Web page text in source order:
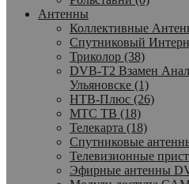
Антенны
Коллективные
Спутниковый
Триколор (38)
DVB-T2 Взамен
Ульяновске (1)
НТВ-Плюс (26)
МТС ТВ (18)
Телекарта (18)
Спутниковые
Телевизионные
Эфирные антенны